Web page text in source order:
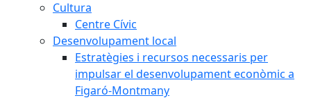
Cultura
Centre Cívic
Desenvolupament local
Estratègies i recursos necessaris per
impulsar el desenvolupament econòmic a
Figaró-Montmany